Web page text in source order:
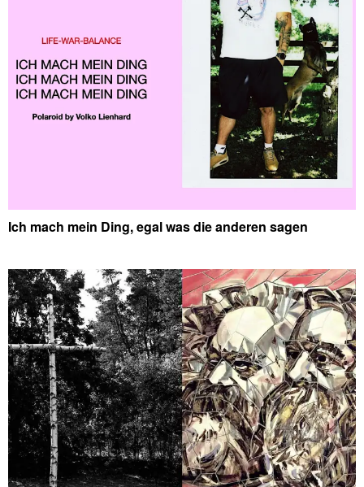
Ich mach mein Ding, egal was die anderen sagen